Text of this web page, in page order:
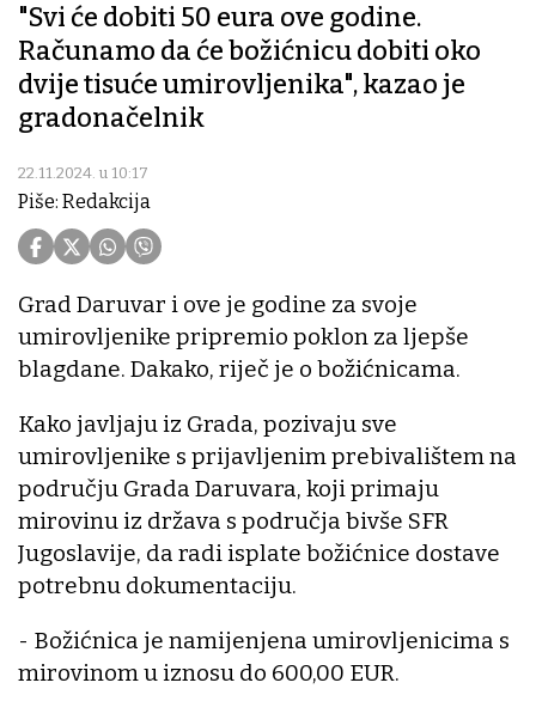
"Svi će dobiti 50 eura ove godine.
Računamo da će božićnicu dobiti oko
dvije tisuće umirovljenika", kazao je
gradonačelnik
22.11.2024. u 10:17
Piše: Redakcija
Grad Daruvar i ove je godine za svoje
umirovljenike pripremio poklon za ljepše
blagdane. Dakako, riječ je o božićnicama.
Kako javljaju iz Grada, pozivaju sve
umirovljenike s prijavljenim prebivalištem na
području Grada Daruvara, koji primaju
mirovinu iz država s područja bivše SFR
Jugoslavije, da radi isplate božićnice dostave
potrebnu dokumentaciju.
- Božićnica je namijenjena umirovljenicima s
mirovinom u iznosu do 600,00 EUR.